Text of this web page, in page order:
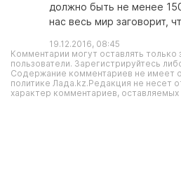
должно быть не менее
нас весь мир заговорит,
19.12.2016, 08:45
Комментарии могут оставлять только
пользователи. Зарегистрируйтесь
Содержание комментариев не имеет
политике Лада.kz.Редакция не несет
характер комментариев, оставляемых